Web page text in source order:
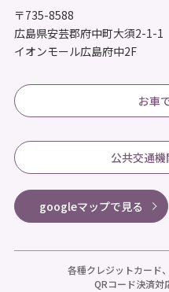
〒735-8588
広島県安芸郡府中町大須2-1-1
イオンモール広島府中2F
お車
公共交通
googleマップで見る
各種クレジットカード
QRコード決済対